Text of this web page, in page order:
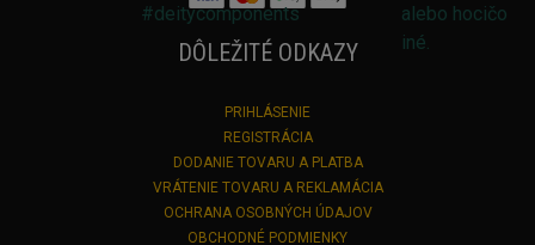
DÔLEŽITÉ ODKAZY
PRIHLÁSENIE
REGISTRÁCIA
DODANIE TOVARU A PLATBA
VRÁTENIE TOVARU A REKLAMÁCIA
OCHRANA OSOBNÝCH ÚDAJOV
OBCHODNÉ PODMIENKY